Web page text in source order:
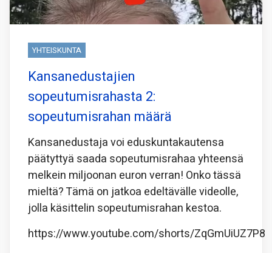
YHTEISKUNTA
Kansanedustajien
sopeutumisrahasta 2:
sopeutumisrahan määrä
Kansanedustaja voi eduskuntakautensa
päätyttyä saada sopeutumisrahaa yhteensä
melkein miljoonan euron verran! Onko tässä
mieltä? Tämä on jatkoa edeltävälle videolle,
jolla käsittelin sopeutumisrahan kestoa.
https://www.youtube.com/shorts/ZqGmUiUZ7P8